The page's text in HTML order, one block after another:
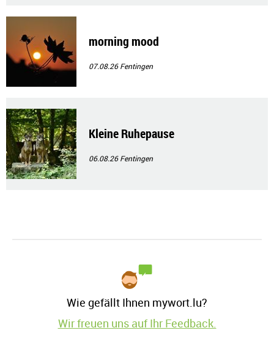
morning mood
07.08.26Fentingen
Kleine Ruhepause
06.08.26Fentingen
Wie gefällt Ihnen mywort.lu?
Wir freuen uns auf Ihr Feedback.